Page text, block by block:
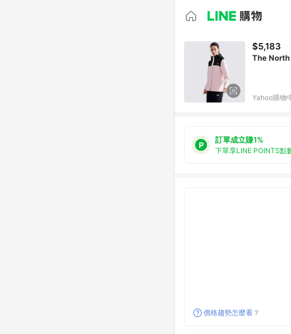
$5,183
The North
Yahoo購物
訂單成立賺1%
下單享LINE POINTS點
價格趨勢怎麼看？